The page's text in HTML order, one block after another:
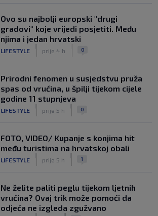
Ovo su najbolji europski "drugi
gradovi" koje vrijedi posjetiti. Među
njima i jedan hrvatski
LIFESTYLE prije 4 h 0
Prirodni fenomen u susjedstvu pruža
spas od vrućina, u špilji tijekom cijele
godine 11 stupnjeva
LIFESTYLE prije 5 h 0
FOTO, VIDEO/ Kupanje s konjima hit
među turistima na hrvatskoj obali
LIFESTYLE prije 5 h 1
Ne želite paliti peglu tijekom ljetnih
vrućina? Ovaj trik može pomoći da
odjeća ne izgleda zgužvano